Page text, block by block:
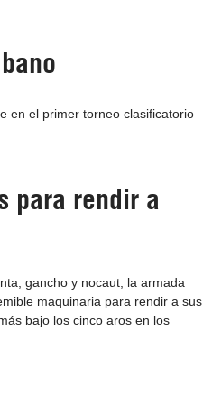
en el primer torneo clasificatorio
para rendir a
gancho y nocaut, la armada
maquinaria para rendir a sus
bajo los cinco aros en los